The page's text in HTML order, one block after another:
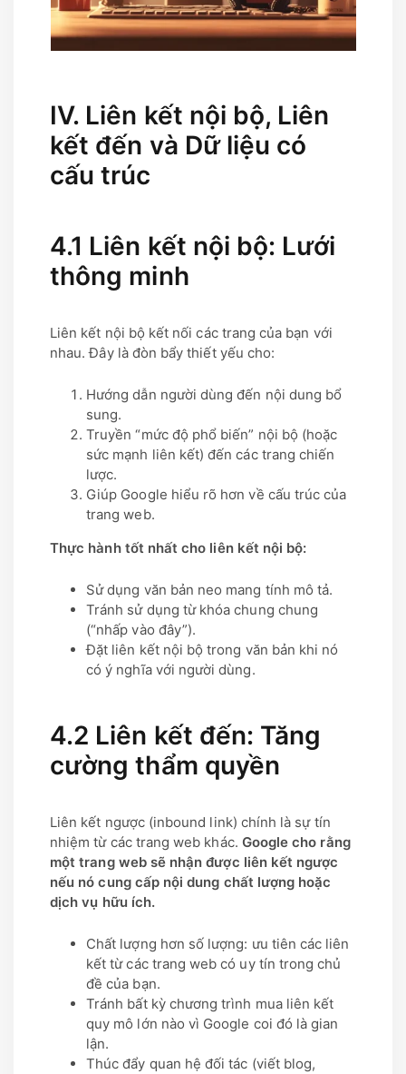
IV. Liên kết nội bộ, Liên
kết đến và Dữ liệu có
cấu trúc
4.1 Liên kết nội bộ: Lưới
thông minh
Liên kết nội bộ kết nối các trang của bạn với
nhau. Đây là đòn bẩy thiết yếu cho:
Hướng dẫn người dùng đến nội dung bổ
sung.
Truyền “mức độ phổ biến” nội bộ (hoặc
sức mạnh liên kết) đến các trang chiến
lược.
Giúp Google hiểu rõ hơn về cấu trúc của
trang web.
Thực hành tốt nhất cho liên kết nội bộ:
Sử dụng văn bản neo mang tính mô tả.
Tránh sử dụng từ khóa chung chung
(“nhấp vào đây”).
Đặt liên kết nội bộ trong văn bản khi nó
có ý nghĩa với người dùng.
4.2 Liên kết đến: Tăng
cường thẩm quyền
Liên kết ngược (inbound link) chính là sự tín
nhiệm từ các trang web khác. Google cho rằng
một trang web sẽ nhận được liên kết ngược
nếu nó cung cấp nội dung chất lượng hoặc
dịch vụ hữu ích.
Chất lượng hơn số lượng: ưu tiên các liên
kết từ các trang web có uy tín trong chủ
đề của bạn.
Tránh bất kỳ chương trình mua liên kết
quy mô lớn nào vì Google coi đó là gian
lận.
Thúc đẩy quan hệ đối tác (viết blog,